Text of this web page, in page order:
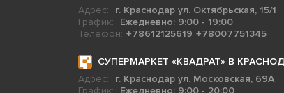
Адрес:
г. Краснодар ул. Октябрьская, 15/1
График:
Ежедневно: 9:00 - 19:00
Телефон: +78612125619 +78007751345
СУПЕРМАРКЕТ «КВАДРАТ» В
Адрес:
г. Краснодар ул. Московская, 69А